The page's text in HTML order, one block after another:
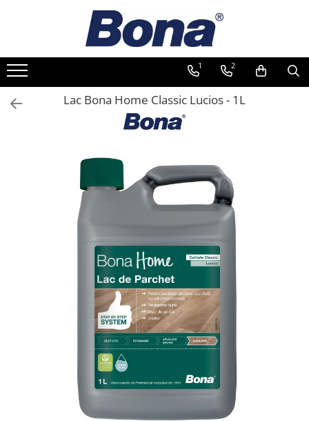
1 2
Lac Bona Home Classic Lucios - 1L